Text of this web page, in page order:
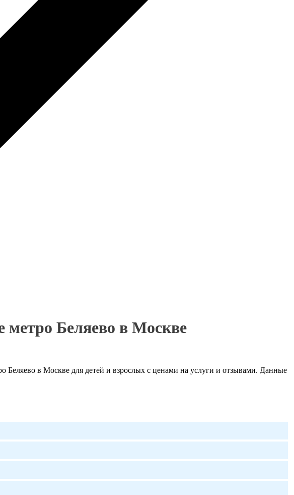
Беляево в Москве
в Москве для детей и взрослых с ценами на услуги и отзывами. Данные